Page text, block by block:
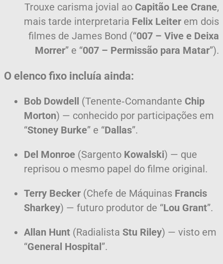
Trouxe carisma jovial ao Capitão Lee Crane,
mais tarde interpretaria Felix Leiter em dois
filmes de James Bond (“007 – Vive e Deixa
Morrer” e “007 – Permissão para Matar”).
O elenco fixo incluía ainda:
Bob Dowdell (Tenente‑Comandante Chip
Morton) — conhecido por participações em
“Stoney Burke” e “Dallas”.
Del Monroe (Sargento Kowalski) — que
reprisou o mesmo papel do filme original.
Terry Becker (Chefe de Máquinas Francis
Sharkey) — futuro produtor de “Lou Grant”.
Allan Hunt (Radialista Stu Riley) — visto em
“General Hospital”.